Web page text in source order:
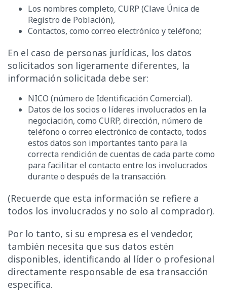
Los nombres completo, CURP (Clave Única de
Registro de Población),
Contactos, como correo electrónico y teléfono;
En el caso de personas jurídicas, los datos
solicitados son ligeramente diferentes, la
información solicitada debe ser:
NICO (número de Identificación Comercial).
Datos de los socios o líderes involucrados en la
negociación, como CURP, dirección, número de
teléfono o correo electrónico de contacto, todos
estos datos son importantes tanto para la
correcta rendición de cuentas de cada parte como
para facilitar el contacto entre los involucrados
durante o después de la transacción.
(Recuerde que esta información se refiere a
todos los involucrados y no solo al comprador).
Por lo tanto, si su empresa es el vendedor,
también necesita que sus datos estén
disponibles, identificando al líder o profesional
directamente responsable de esa transacción
específica.